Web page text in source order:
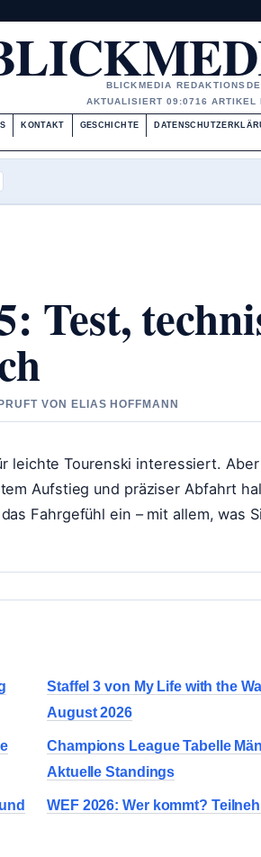
BLICKMEDIA
AKTUALISIERT 09:0716 ARTIKEL
KONTAKT GESCHICHTE
Test,
VON ELIAS HOFFMANN
leichte Tourenski interessiert.
Aufstieg und präziser Abfahrt
Fahrgefühl ein – mit allem, was
Staffel 3 von My Life with the
August 2026
Champions League Tabelle
Aktuelle Standings
WEF 2026: Wer kommt?